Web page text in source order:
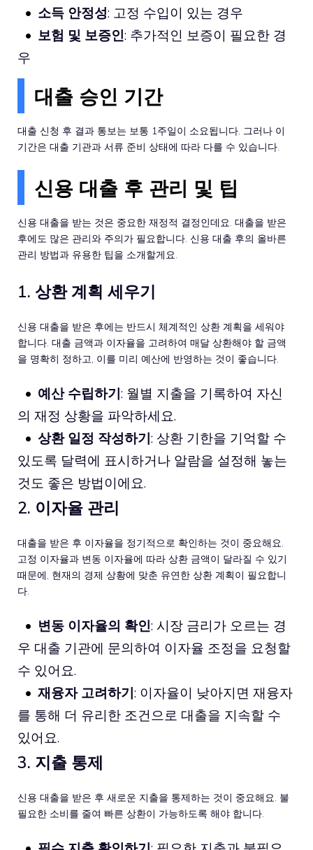
소득 안정성: 고정 수입이 있는 경우
보험 및 보증인: 추가적인 보증이 필요한 경
우
대출 승인 기간
대출 신청 후 결과 통보는 보통 1주일이 소요됩니다. 그러나 이
기간은 대출 기관과 서류 준비 상태에 따라 다를 수 있습니다.
신용 대출 후 관리 및 팁
신용 대출을 받는 것은 중요한 재정적 결정인데요. 대출을 받은
후에도 많은 관리와 주의가 필요합니다. 신용 대출 후의 올바른
관리 방법과 유용한 팁을 소개할게요.
1. 상환 계획 세우기
신용 대출을 받은 후에는 반드시 체계적인 상환 계획을 세워야
합니다. 대출 금액과 이자율을 고려하여 매달 상환해야 할 금액
을 명확히 정하고, 이를 미리 예산에 반영하는 것이 좋습니다.
예산 수립하기: 월별 지출을 기록하여 자신
의 재정 상황을 파악하세요.
상환 일정 작성하기: 상환 기한을 기억할 수
있도록 달력에 표시하거나 알람을 설정해 놓는
것도 좋은 방법이에요.
2. 이자율 관리
대출을 받은 후 이자율을 정기적으로 확인하는 것이 중요해요.
고정 이자율과 변동 이자율에 따라 상환 금액이 달라질 수 있기
때문에, 현재의 경제 상황에 맞춘 유연한 상환 계획이 필요합니
다.
변동 이자율의 확인: 시장 금리가 오르는 경
우 대출 기관에 문의하여 이자율 조정을 요청할
수 있어요.
재융자 고려하기: 이자율이 낮아지면 재융자
를 통해 더 유리한 조건으로 대출을 지속할 수
있어요.
3. 지출 통제
신용 대출을 받은 후 새로운 지출을 통제하는 것이 중요해요. 불
필요한 소비를 줄여 빠른 상환이 가능하도록 해야 합니다.